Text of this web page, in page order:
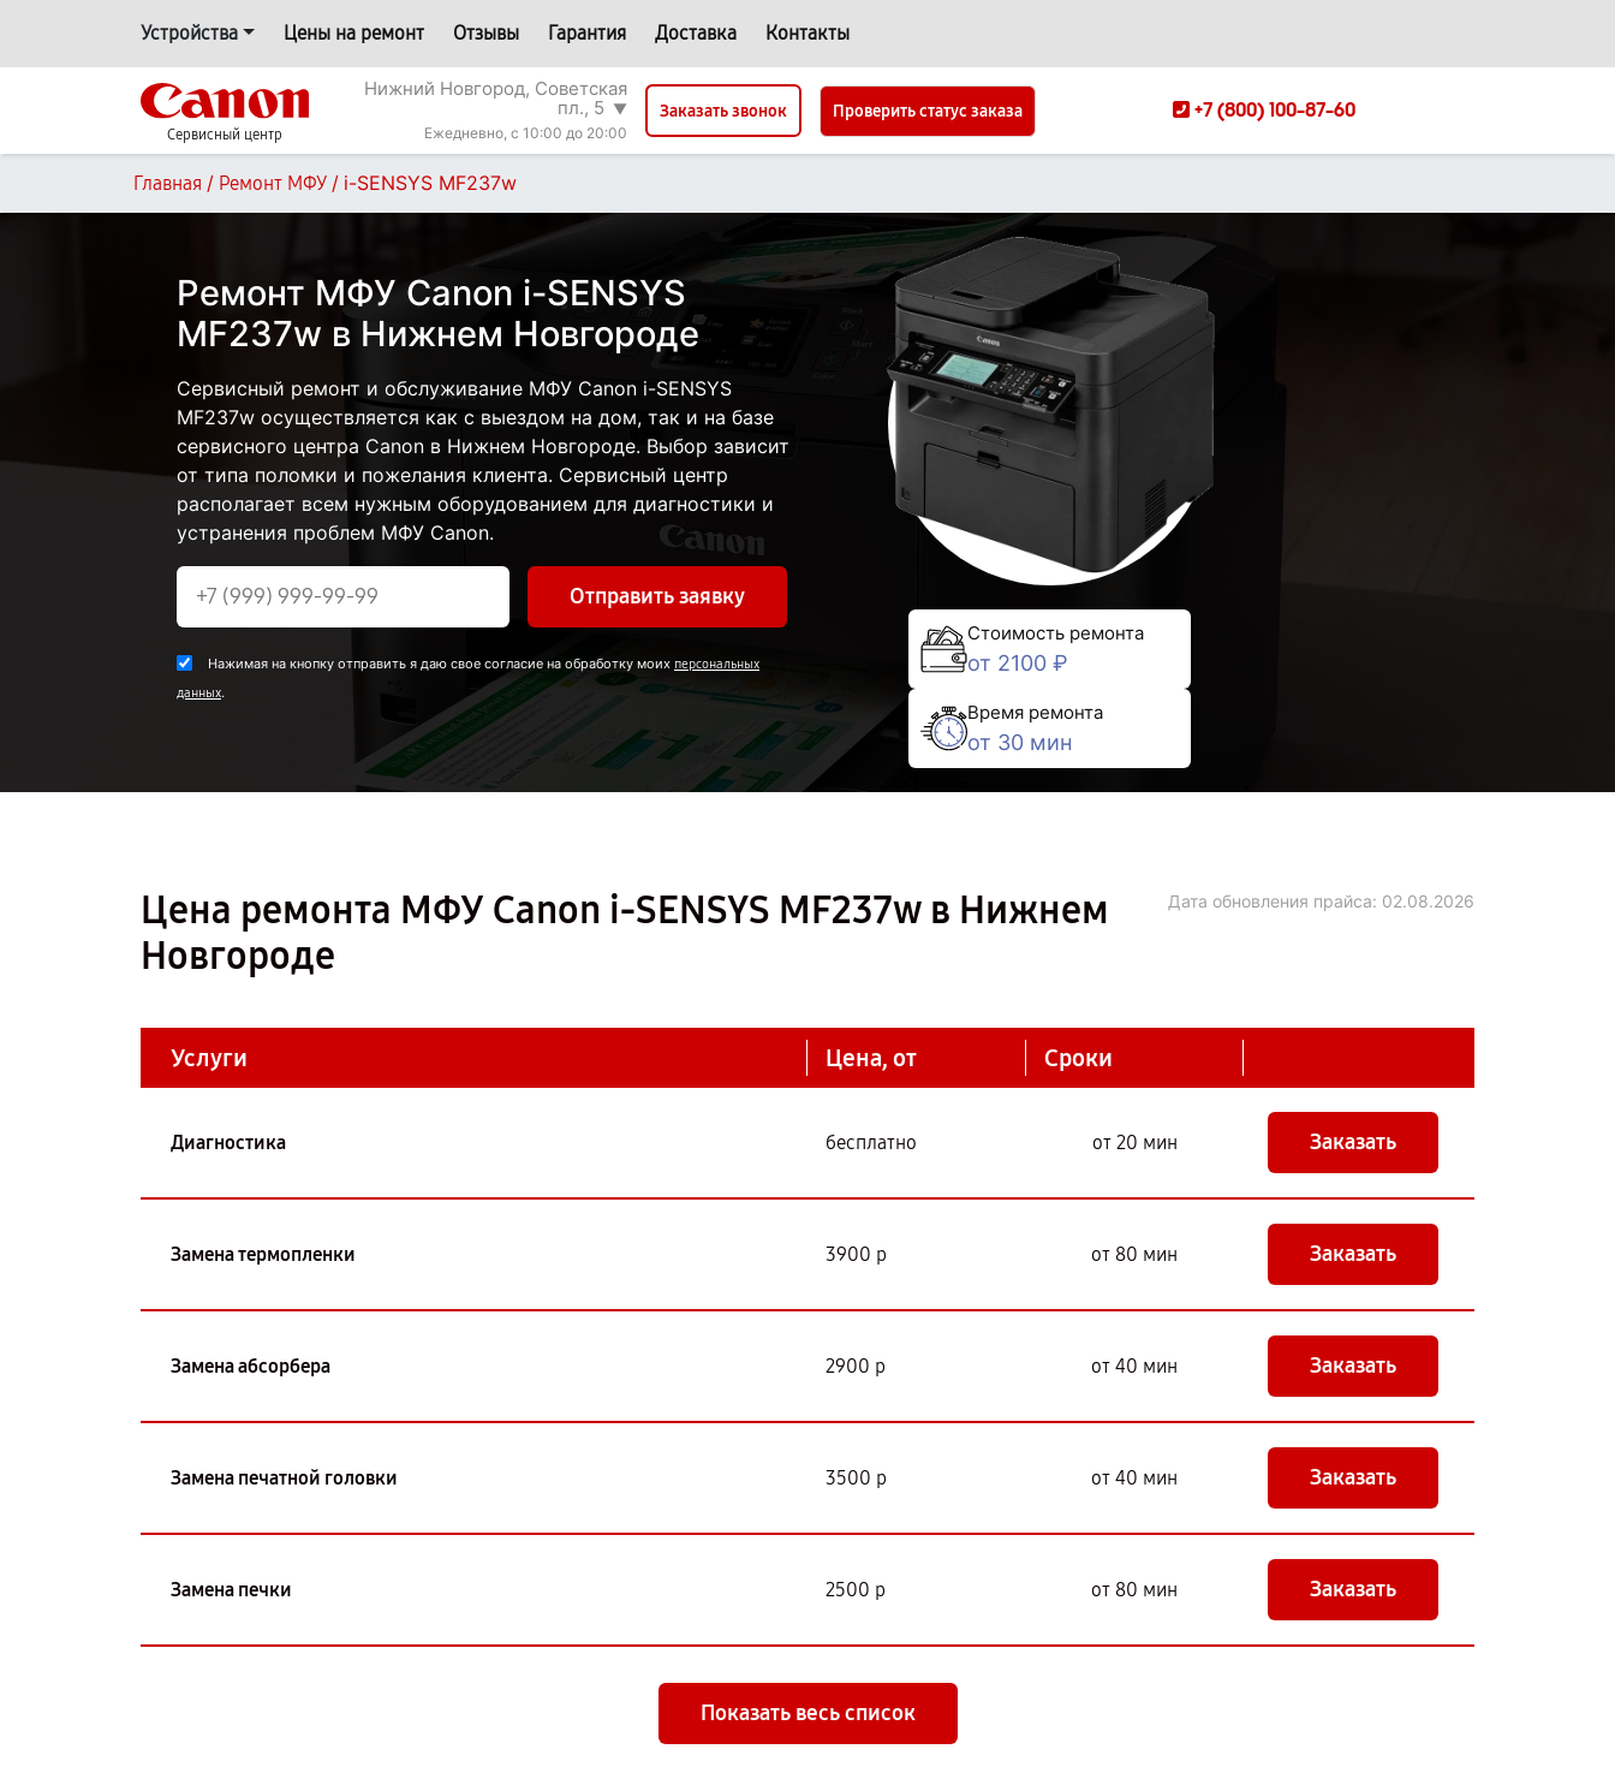
Устройства Цены на ремонт Отзывы Гарантия Доставка Контакты
Сервисный центр
Нижний Новгород, Советская
пл., 5 ▼
Ежедневно, с 10:00 до 20:00
Заказать звонок Проверить статус заказа +7 (800) 100-87-60
Главная / Ремонт МФУ / i-SENSYS MF237w
Ремонт МФУ Canon i-SENSYS
MF237w в Нижнем Новгороде
Сервисный ремонт и обслуживание МФУ Canon i-SENSYS
MF237w осуществляется как с выездом на дом, так и на базе
сервисного центра Canon в Нижнем Новгороде. Выбор зависит
от типа поломки и пожелания клиента. Сервисный центр
располагает всем нужным оборудованием для диагностики и
устранения проблем МФУ Canon.
Отправить заявку
Нажимая на кнопку отправить я даю свое согласие на обработку моих персональных
данных.
Стоимость ремонта
от 2100 ₽
Время ремонта
от 30 мин
Цена ремонта МФУ Canon i-SENSYS MF237w в Нижнем
Новгороде
Дата обновления прайса: 02.08.2026
Услуги Цена, от Сроки
Диагностика бесплатно от 20 мин Заказать
Замена термопленки 3900 р от 80 мин Заказать
Замена абсорбера 2900 р от 40 мин Заказать
Замена печатной головки 3500 р от 40 мин Заказать
Замена печки 2500 р от 80 мин Заказать
Показать весь список